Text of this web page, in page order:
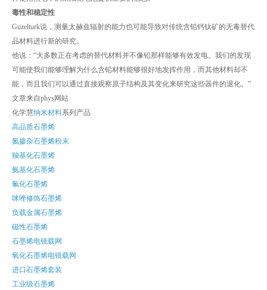
毒性和稳定性
Guzelturk说，测量太赫兹辐射的能力也可能导致对传统含铅钙钛矿的无毒替代
品材料进行新的研究。
他说：“大多数正在考虑的替代材料并不像铅那样能够有效发电。我们的发现
可能使我们能够理解为什么含铅材料能够很好地发挥作用，而其他材料却不
能，而且我们可以通过直接观察原子结构及其变化来研究这些器件的退化。”
文章来自phys网站
化学慧纳米材料系列产品
高品质石墨烯
氮掺杂石墨烯粉末
羧基化石墨烯
氨基化石墨烯
氟化石墨烯
咪唑修饰石墨烯
负载金属石墨烯
磁性石墨烯
石墨烯电镜载网
氧化石墨烯电镜载网
进口石墨烯套装
工业级石墨烯